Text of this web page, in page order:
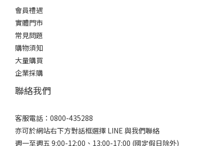
會員禮遇
實體門市
常見問題
購物須知
大量購買
企業採購
聯絡我們
客服電話：0800-435288
亦可於網站右下方對話框選擇 LINE 與我們聯絡
週一至週五 9:00-12:00、13:00-17:00 (國定假日除外)